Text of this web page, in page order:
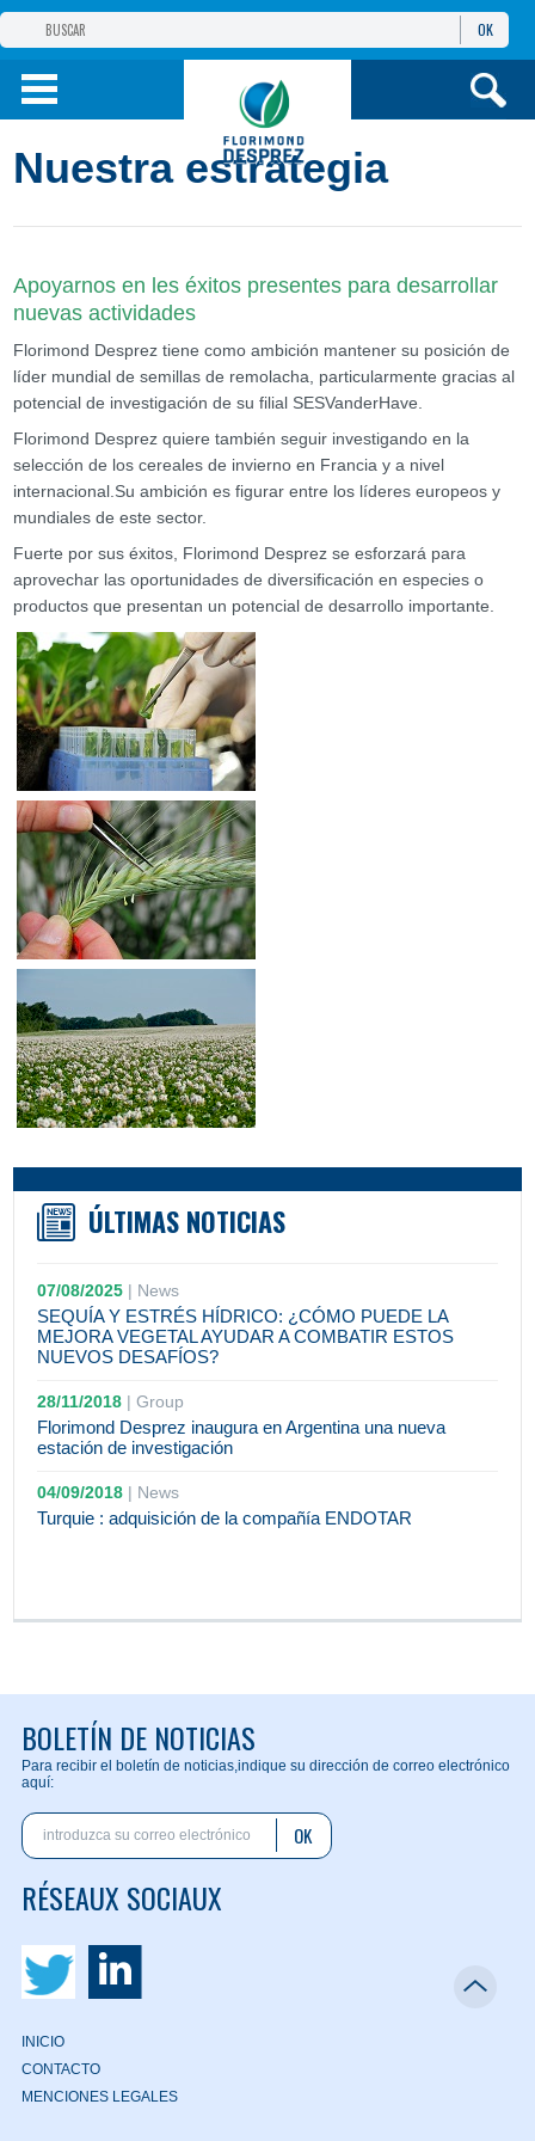
GRUPO
PRODUCTOS
OK
Nuestra estrategia
Apoyarnos en les éxitos presentes para desarrollar
nuevas actividades
Florimond Desprez tiene como ambición mantener su posición de
líder mundial de semillas de remolacha, particularmente gracias al
potencial de investigación de su filial SESVanderHave.
Florimond Desprez quiere también seguir investigando en la
selección de los cereales de invierno en Francia y a nivel
internacional.Su ambición es figurar entre los líderes europeos y
mundiales de este sector.
Fuerte por sus éxitos, Florimond Desprez se esforzará para
aprovechar las oportunidades de diversificación en especies o
productos que presentan un potencial de desarrollo importante.
ÚLTIMAS NOTICIAS
07/08/2025 | News
SEQUÍA Y ESTRÉS HÍDRICO: ¿CÓMO PUEDE LA
MEJORA VEGETAL AYUDAR A COMBATIR ESTOS
NUEVOS DESAFÍOS?
28/11/2018 |Group
Florimond Desprez inaugura en Argentina una nueva
estación de investigación
04/09/2018 | News
Turquie : adquisición de la compañía ENDOTAR
BOLETÍN DE NOTICIAS
Para recibir el boletín de noticias,indique su dirección de correo electrónico
aquí:
OK
RÉSEAUX SOCIAUX
INICIO
CONTACTO
MENCIONES LEGALES